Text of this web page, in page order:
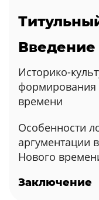
Введение
Историко-
формирования
времени
Особенности
аргументации
Нового
Заключение